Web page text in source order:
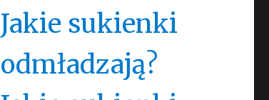
Jakie sukienki
odmładzają?